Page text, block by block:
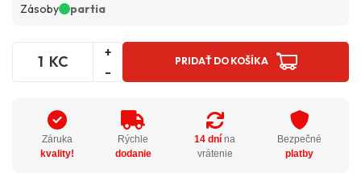
Zásoby partia
KC
+
-
PRIDAŤ DO KOŠÍKA
Záruka
kvality!
Rýchle
dodanie
14 dní na
vrátenie
Bezpečné
platby